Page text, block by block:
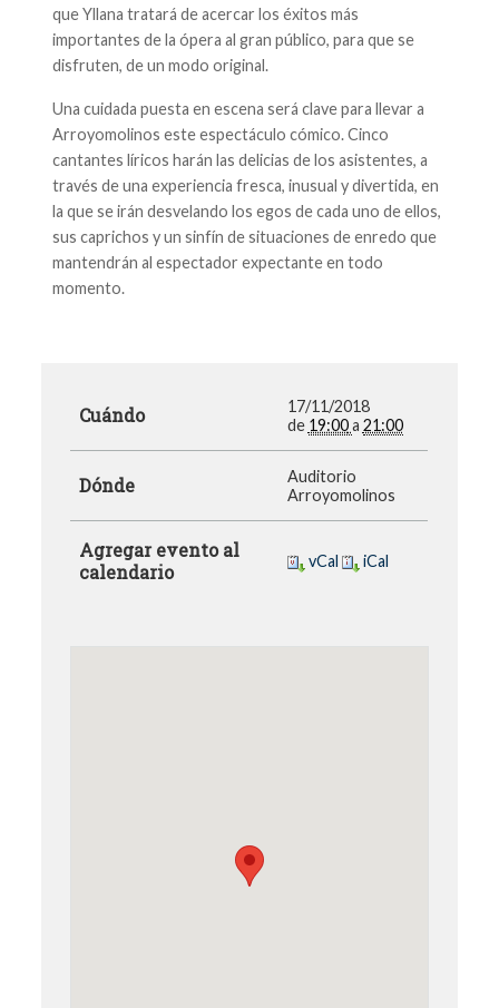
que Yllana tratará de acercar los éxitos más
importantes de la ópera al gran público, para que se
disfruten, de un modo original.
Una cuidada puesta en escena será clave para llevar a
Arroyomolinos este espectáculo cómico. Cinco
cantantes líricos harán las delicias de los asistentes, a
través de una experiencia fresca, inusual y divertida, en
la que se irán desvelando los egos de cada uno de ellos,
sus caprichos y un sinfín de situaciones de enredo que
mantendrán al espectador expectante en todo
momento.
Cuándo
17/11/2018
de 19:00 a 21:00
Dónde
Auditorio
Arroyomolinos
Agregar evento al
calendario
vCal iCal